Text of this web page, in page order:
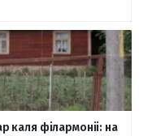
каля філармоніі: на